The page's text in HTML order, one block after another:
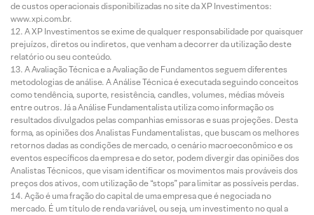
de custos operacionais disponibilizadas no site da XP Investimentos:
www.xpi.com.br.
A XP Investimentos se exime de qualquer responsabilidade por quaisquer
prejuízos, diretos ou indiretos, que venham a decorrer da utilização deste
relatório ou seu conteúdo.
A Avaliação Técnica e a Avaliação de Fundamentos seguem diferentes
metodologias de análise. A Análise Técnica é executada seguindo conceitos
como tendência, suporte, resistência, candles, volumes, médias móveis
entre outros. Já a Análise Fundamentalista utiliza como informação os
resultados divulgados pelas companhias emissoras e suas projeções. Desta
forma, as opiniões dos Analistas Fundamentalistas, que buscam os melhores
retornos dadas as condições de mercado, o cenário macroeconômico e os
eventos específicos da empresa e do setor, podem divergir das opiniões dos
Analistas Técnicos, que visam identificar os movimentos mais prováveis dos
preços dos ativos, com utilização de “stops” para limitar as possíveis perdas.
Ação é uma fração do capital de uma empresa que é negociada no
mercado. É um título de renda variável, ou seja, um investimento no qual a